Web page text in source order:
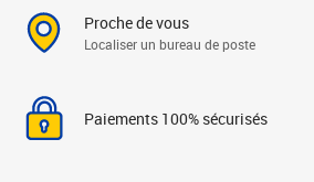
Proche de vous
Localiser un bureau de poste
Paiements 100% sécurisés